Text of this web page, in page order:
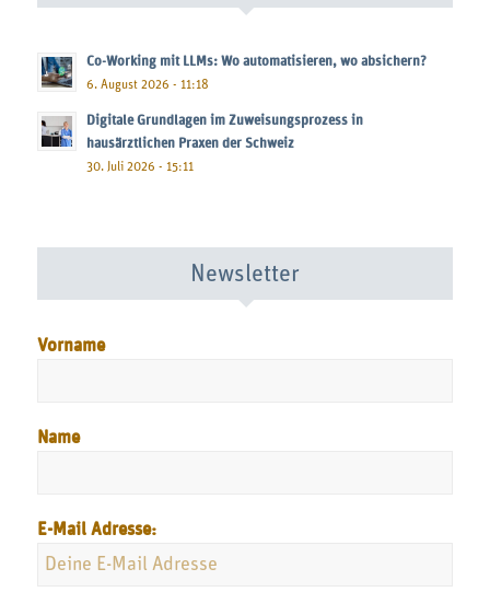
Co-Working mit LLMs: Wo automatisieren, wo absichern?
6. August 2026 - 11:18
Digitale Grundlagen im Zuweisungsprozess in
hausärztlichen Praxen der Schweiz
30. Juli 2026 - 15:11
Newsletter
Vorname
Name
E-Mail Adresse: